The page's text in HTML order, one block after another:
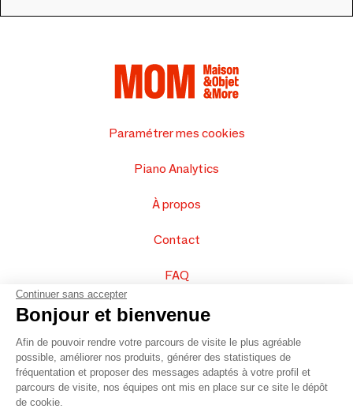
Paramétrer mes cookies
Piano Analytics
À propos
Contact
FAQ
Vendez vos produits
Plan du site
Continuer sans accepter
Bonjour et bienvenue
Afin de pouvoir rendre votre parcours de visite le plus agréable
possible, améliorer nos produits, générer des statistiques de
fréquentation et proposer des messages adaptés à votre profil et
parcours de visite, nos équipes ont mis en place sur ce site le dépôt
de cookie.